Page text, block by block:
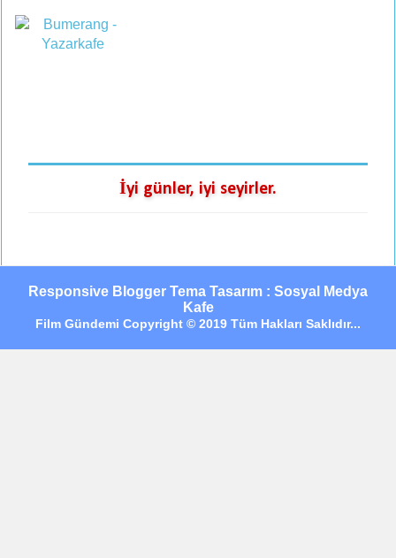
İyi günler, iyi seyirler.
Responsive Blogger Tema Tasarım : Sosyal Medya
Kafe
Film Gündemi Copyright © 2019 Tüm Hakları Saklıdır...